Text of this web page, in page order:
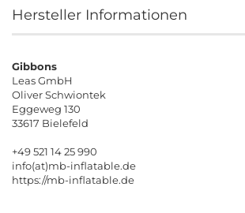
Hersteller Informationen
Gibbons
Leas GmbH
Oliver Schwiontek
Eggeweg 130
33617 Bielefeld
+49 521 14 25 990
info(at)mb-inflatable.de
https://mb-inflatable.de